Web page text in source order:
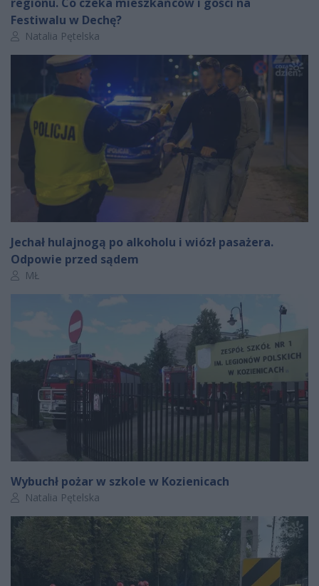
Festiwalu w Dechę?
Autor artykułu:
Natalia Pętelska
Jechał hulajnogą po alkoholu i wiózł pasażera.
Odpowie przed sądem
Autor artykułu:
MŁ
Wybuchł pożar w szkole w Kozienicach
Autor artykułu:
Natalia Pętelska